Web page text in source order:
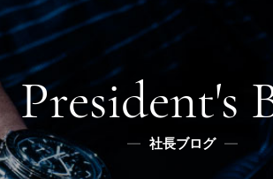
全国オーダー会
ふるさと納税
メンズ
レディース
ふるさと納税
ふるさとチョイス
President's
社長ブログ